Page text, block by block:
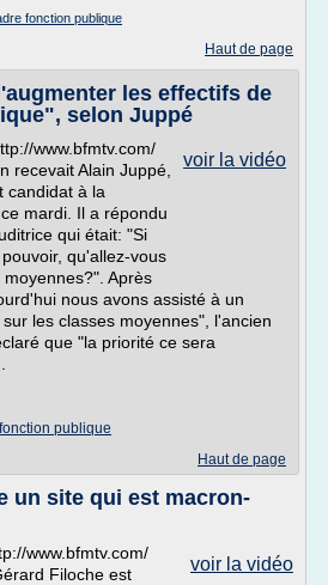
fonction publique
Haut de page
les effectifs de
selon Juppé
voir la vidéo
www.bfmtv.com/
recevait Alain Juppé,
candidat à la
mardi. Il a répondu
qui était: "Si
qu'allez-vous
Après
nous avons assisté à un
les classes moyennes", l'ancien
que "la priorité ce sera
publique
Haut de page
un site qui est macron-
voir la vidéo
www.bfmtv.com/
Filoche est